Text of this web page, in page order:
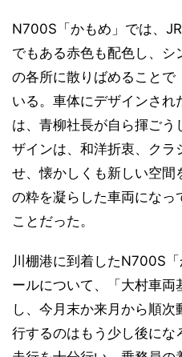
N700S「かもめ」では、
でもある赤色も配色し、
の各所に散りばめることで
いる。車体にデザインさ
は、青柳社長が自ら揮ご
ザインは、和洋折衷、クラ
せ、懐かしくも新しい空間
の粋を凝らした車両にな
ことだった。
川棚港に到着したN700S
ールについて、「大村車
し、今月末か来月から順
行するのはもう少し後にな